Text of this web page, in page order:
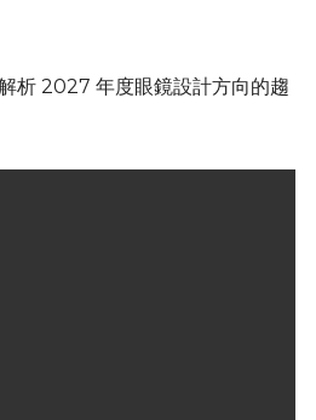
析 2027 年度眼鏡設計方向的趨